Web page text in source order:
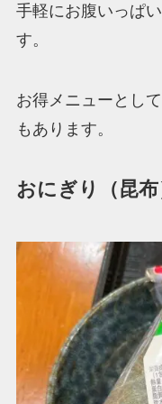
手軽にお腹いっぱ
す。
お得メニューとし
もあります。
おにぎり（昆布